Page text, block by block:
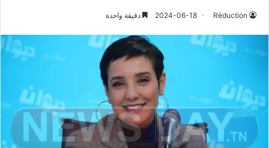
Réduction
2024-06-18 دقيقة واحدة